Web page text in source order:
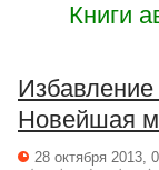
Книги
Новейшая
28 октября 2013,